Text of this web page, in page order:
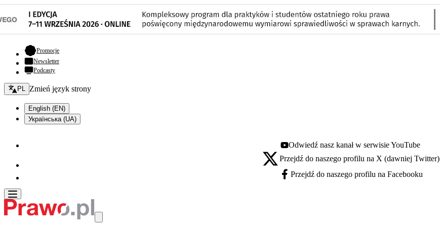
Promocje- otwiera się w nowej karcie
Newsletter
Podcasty
Zmień język - bieżący:
PL Zmień język strony
English (EN)
Українська (UA)
Youtube - otwiera się w nowej karcie
Odwiedź nasz kanał w serwisie YouTube
X - otwiera się w nowej karcie
Przejdź do naszego profilu na X (dawniej Twitter)
Facebook - otwiera się w nowej karcie
Przejdź do naszego profilu na Facebooku